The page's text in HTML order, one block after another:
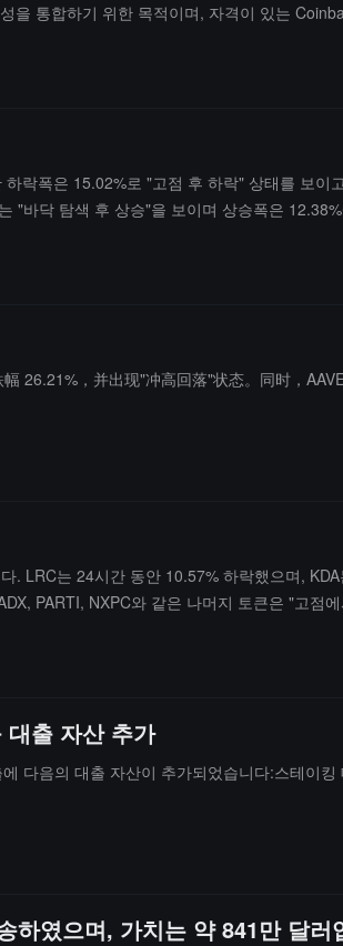
통합하기 위한 목적이며, 자격이 있는
락폭은 15.02%로 "고점 후 하락" 상태를 보
바닥 탐색 후 상승"을 보이며 상승폭은
26.21%，并出现"冲高回落"状态。同时，
LRC는 24시간 동안 10.57% 하락했으며,
PARTI, NXPC와 같은 나머지 토큰은 "고점
대출 자산 추가
다음의 대출 자산이 추가되었습니다:스테이
였으며, 가치는 약 841만 달러